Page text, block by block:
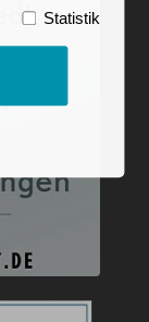
Statistik